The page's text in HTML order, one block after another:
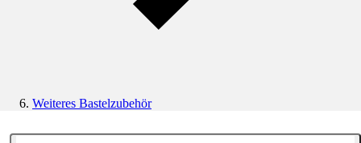
Weiteres Bastelzubehör